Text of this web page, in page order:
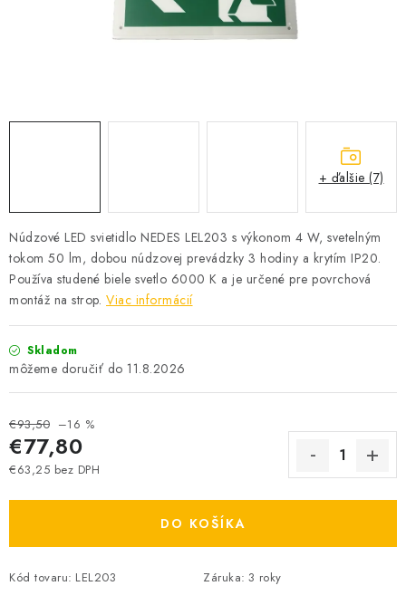
SEZÓNNE VÝPREDAJE POĽNOPOTREBY
OBCHODNÉ PODMIENKY
O NÁS - MEGALED & JANTON ZÁKAMENNÉ
Reklamácie a formulár na odstúpenie od zmluvy
Obchodné podmienky
Podmienky ochrany osobných údajov
Zľavy pre profíkov
Núdzové LED svietidlo NEDES LEL203 s výkonom 4 W, svetelným
tokom 50 lm, dobou núdzovej prevádzky 3 hodiny a krytím IP20.
Používa studené biele svetlo 6000 K a je určené pre povrchová
montáž na strop. Viac informácií
Skladom
11.8.2026
€93,50 –16 %
€77,80
€63,25 bez DPH
DO KOŠÍKA
Kód tovaru: LEL203 Záruka: 3 roky
+ ďalšie (7)